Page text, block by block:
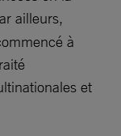
ailleurs,
à
et